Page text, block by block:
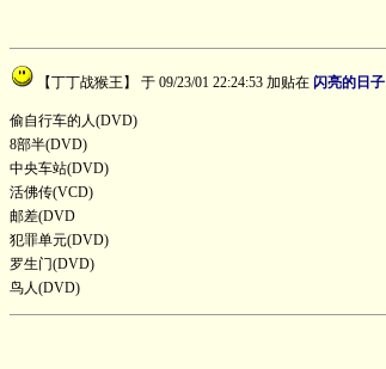
【丁丁战猴王】 于 09/23/01 22:24:53 加贴在 闪亮的日子
偷自行车的人(DVD)
8部半(DVD)
中央车站(DVD)
活佛传(VCD)
邮差(DVD
犯罪单元(DVD)
罗生门(DVD)
鸟人(DVD)